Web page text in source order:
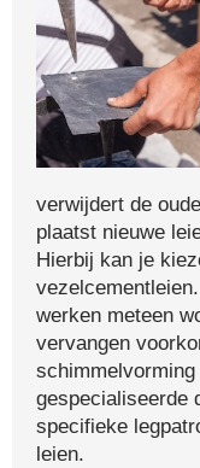
verwijdert de
plaatst nieuwe
Hierbij kan je
werken meteen
vervangen
gespecialiseerde
specifieke
leien.